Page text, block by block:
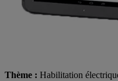
Thème : Habilitation